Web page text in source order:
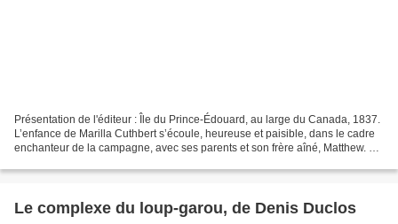
Présentation de l'éditeur : Île du Prince-Édouard, au large du Canada, 1837.
L’enfance de Marilla Cuthbert s’écoule, heureuse et paisible, dans le cadre
enchanteur de la campagne, avec ses parents et son frère aîné, Matthew. À
Le complexe du loup-garou, de Denis Duclos